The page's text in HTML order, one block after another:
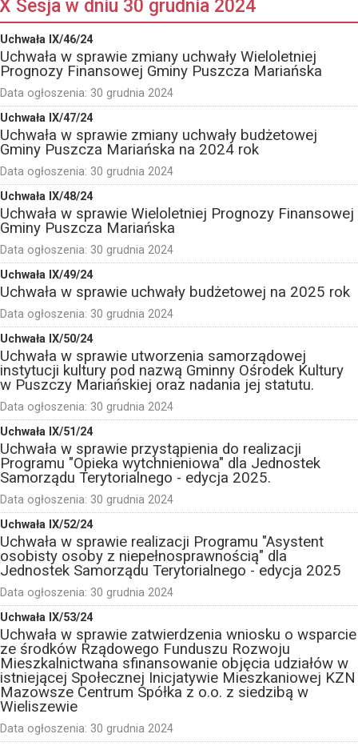
Sesja w dniu 30 grudnia 2024
Uchwała IX/46/24
Uchwała w sprawie zmiany uchwały Wieloletniej
Prognozy Finansowej Gminy Puszcza Mariańska
Data ogłoszenia: 30 grudnia 2024
Uchwała IX/47/24
Uchwała w sprawie zmiany uchwały budżetowej
Gminy Puszcza Mariańska na 2024 rok
Data ogłoszenia: 30 grudnia 2024
Uchwała IX/48/24
Uchwała w sprawie Wieloletniej Prognozy Finansowej
Gminy Puszcza Mariańska
Data ogłoszenia: 30 grudnia 2024
Uchwała IX/49/24
Uchwała w sprawie uchwały budżetowej na 2025 rok
Data ogłoszenia: 30 grudnia 2024
Uchwała IX/50/24
Uchwała w sprawie utworzenia samorządowej
instytucji kultury pod nazwą Gminny Ośrodek Kultury
w Puszczy Mariańskiej oraz nadania jej statutu.
Data ogłoszenia: 30 grudnia 2024
Uchwała IX/51/24
Uchwała w sprawie przystąpienia do realizacji
Programu "Opieka wytchnieniowa" dla Jednostek
Samorządu Terytorialnego - edycja 2025.
Data ogłoszenia: 30 grudnia 2024
Uchwała IX/52/24
Uchwała w sprawie realizacji Programu "Asystent
osobisty osoby z niepełnosprawnością" dla
Jednostek Samorządu Terytorialnego - edycja 2025
Data ogłoszenia: 30 grudnia 2024
Uchwała IX/53/24
Uchwała w sprawie zatwierdzenia wniosku o wsparcie
ze środków Rządowego Funduszu Rozwoju
Mieszkalnictwana sfinansowanie objęcia udziałów w
istniejącej Społecznej Inicjatywie Mieszkaniowej KZN
Mazowsze Centrum Spółka z o.o. z siedzibą w
Wieliszewie
Data ogłoszenia: 30 grudnia 2024